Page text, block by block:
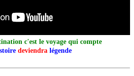
c'est le voyage qui compte
deviendra légende